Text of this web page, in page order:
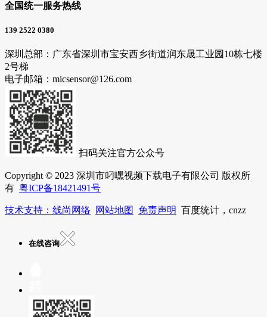
全国统一服务热线
139 2522 0380
深圳总部：广东省深圳市宝安西乡街道润东晟工业园10栋七楼
2号梯
电子邮箱：micsensor@126.com
扫码关注官方公众号
Copyright © 2023 深圳市叼嘿视频下载电子有限公司 版权所
有 粤ICP备18421491号
技术支持：线尚网络 网站地图 免责声明 百度统计，cnzz
在线咨询